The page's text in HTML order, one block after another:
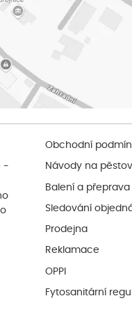
-
Obchodní
Návody na
Balení a přeprava
Sledování
Prodejna
Reklamace
OPPI
Fytosanitární